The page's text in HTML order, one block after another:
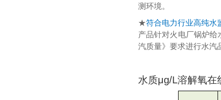
测环境。
★符合电力行业高纯水
产品针对火电厂锅炉
汽质量》要求进行水汽
水质μg/L溶解氧在